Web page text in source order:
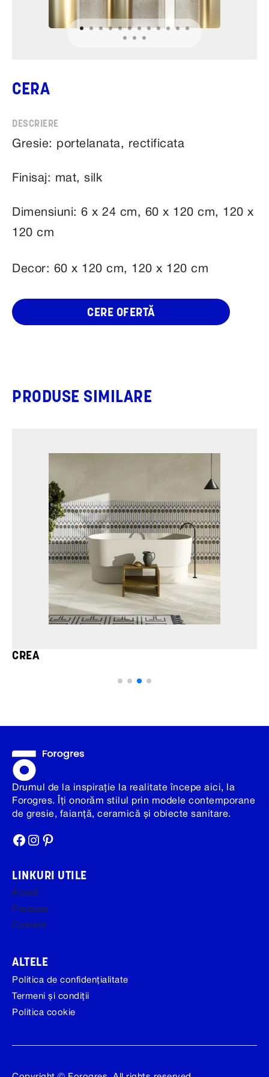
CERA
Gresie: portelanata, rectificata
Finisaj: mat, silk
Dimensiuni: 6 x 24 cm, 60 x 120 cm, 120 x
120 cm
Decor: 60 x 120 cm, 120 x 120 cm
CERE OFERTĂ
PRODUSE SIMILARE
CREA
Drumul de la inspirație la realitate începe aici, la
Forogres. Îți onorăm stilul prin modele contemporane
de gresie, faianță, ceramică și obiecte sanitare.
Facebook
Instagram
Pinterest
LINKURI UTILE
Acasă
Produse
Contact
ALTELE
Politica de confidențialitate
Termeni și condiții
Politica cookie